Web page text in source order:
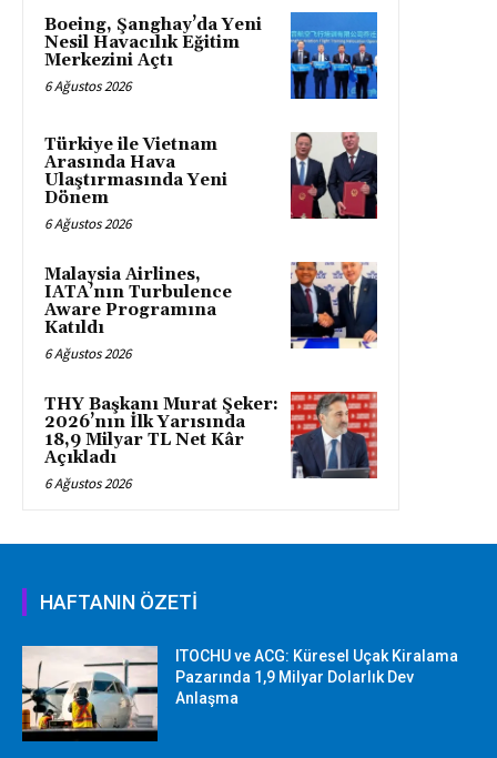
Boeing, Şanghay’da Yeni
Nesil Havacılık Eğitim
Merkezini Açtı
6 Ağustos 2026
Türkiye ile Vietnam
Arasında Hava
Ulaştırmasında Yeni
Dönem
6 Ağustos 2026
Malaysia Airlines,
IATA’nın Turbulence
Aware Programına
Katıldı
6 Ağustos 2026
THY Başkanı Murat Şeker:
2026’nın İlk Yarısında
18,9 Milyar TL Net Kâr
Açıkladı
6 Ağustos 2026
HAFTANIN ÖZETİ
ITOCHU ve ACG: Küresel Uçak Kiralama
Pazarında 1,9 Milyar Dolarlık Dev
Anlaşma